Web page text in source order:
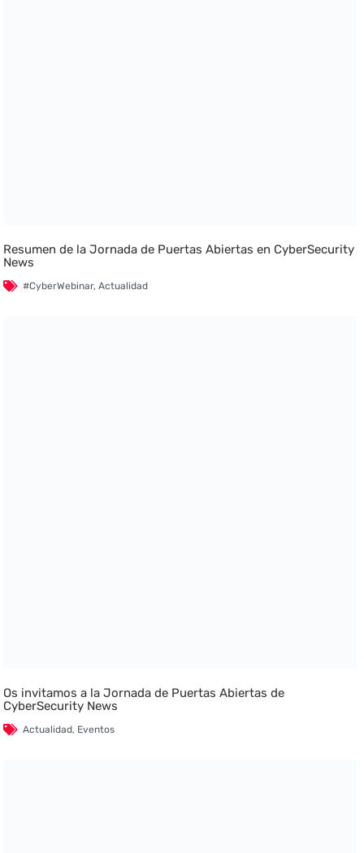
Resumen de la Jornada de Puertas Abiertas en CyberSecurity
News
#CyberWebinar,Actualidad
Os invitamos a la Jornada de Puertas Abiertas de
CyberSecurity News
Actualidad, Eventos